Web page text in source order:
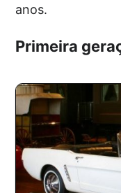
anos.
Primeira